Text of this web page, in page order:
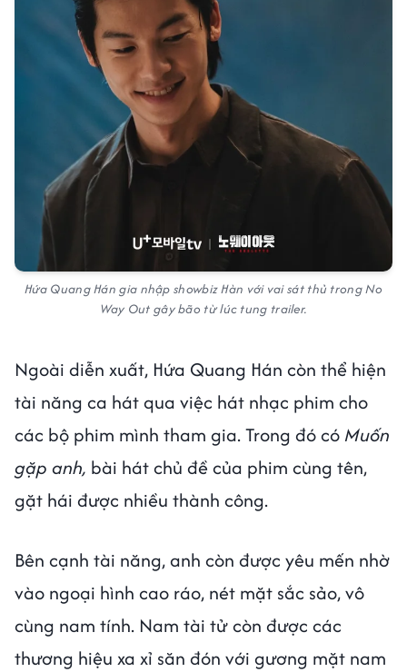
Hứa Quang Hán gia nhập showbiz Hàn với vai sát thủ trong No
Way Out gây bão từ lúc tung trailer.
Ngoài diễn xuất, Hứa Quang Hán còn thể hiện
tài năng ca hát qua việc hát nhạc phim cho
các bộ phim mình tham gia. Trong đó có Muốn
gặp anh, bài hát chủ đề của phim cùng tên,
gặt hái được nhiều thành công.
Bên cạnh tài năng, anh còn được yêu mến nhờ
vào ngoại hình cao ráo, nét mặt sắc sảo, vô
cùng nam tính. Nam tài tử còn được các
thương hiệu xa xỉ săn đón với gương mặt nam